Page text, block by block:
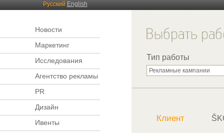
РусскийEnglish
Новости
Маркетинг
Исследования
Агентство рекламы
PR
Дизайн
Ивенты
Тип работы
Клиент